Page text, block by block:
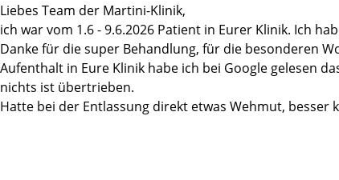
Liebes Team der Martini-Klinik,
ich war vom 1.6 - 9.6.2026 Patient in Eurer Klinik. Ich
Danke für die super Behandlung, für die besonderen
Aufenthalt in Eure Klinik habe ich bei Google gelesen
nichts ist übertrieben.
Hatte bei der Entlassung direkt etwas Wehmut, besser